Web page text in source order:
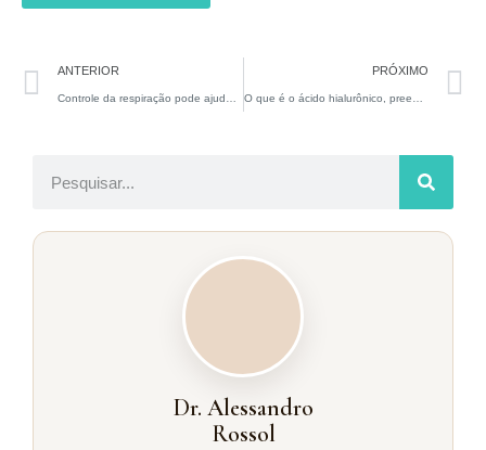
ANTERIOR PRÓXIMO
Dr. Alessandro
Rossol